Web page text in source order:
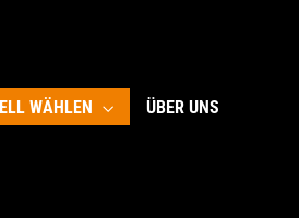
WÄHLEN ÜBER UNS